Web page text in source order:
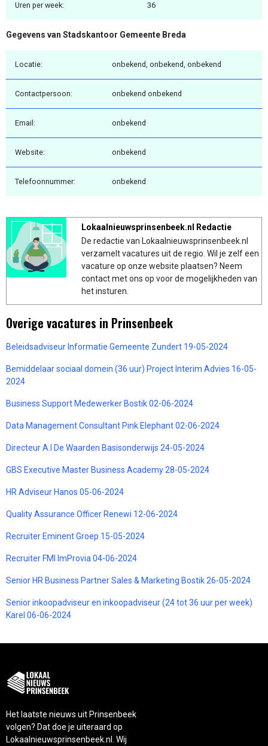
Uren per week: 36
Gegevens van Stadskantoor Gemeente Breda
Locatie: onbekend, onbekend, onbekend
Contactpersoon: onbekend onbekend
Email: onbekend
Website: onbekend
Telefoonnummer: onbekend
Lokaalnieuwsprinsenbeek.nl Redactie
De redactie van Lokaalnieuwsprinsenbeek.nl
verzamelt vacatures uit de regio. Wil je zelf een
vacature op onze website plaatsen? Neem
contact met ons op voor de mogelijkheden van
het insturen.
Overige vacatures in Prinsenbeek
Beleidsadviseur Informatie Gemeente Zundert 19-05-2024
Bemiddelaar sociaal domein (36 uur) Project Interim Advies 16-05-
2024
Business Support Medewerker Bostik 02-06-2024
Data Management Consultant Pink Elephant 02-06-2024
Directeur A.I De Waarden Basisonderwijs 24-05-2024
GBS Executive Master Business Academy 28-05-2024
HR Adviseur Hanos 05-06-2024
Quality Assurance Officer Renewi 12-06-2024
Recruiter Eminent Groep 15-05-2024
Recruiter FMI ImProvia 04-06-2024
Senior HR Business Partner Sales & Marketing Bostik 26-05-2024
Senior inkoopadviseur en inkoopadviseur (24 tot 36 uur per week)
Karel 06-06-2024
Het laatste nieuws uit Prinsenbeek
volgen? Dat doe je uiteraard op
Lokaalnieuwsprinsenbeek.nl. Wij